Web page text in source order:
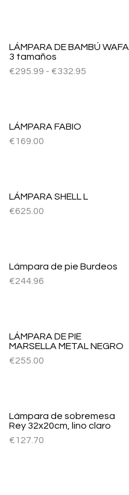
LÁMPARA DE BAMBÚ WAFA
3 tamaños
€295.99 - €332.95
LÁMPARA FABIO
€169.00
LÁMPARA SHELL L
€625.00
Lámpara de pie Burdeos
€244.96
LÁMPARA DE PIE
MARSELLA METAL NEGRO
€255.00
Lámpara de sobremesa
Rey 32x20cm, lino claro
€127.70